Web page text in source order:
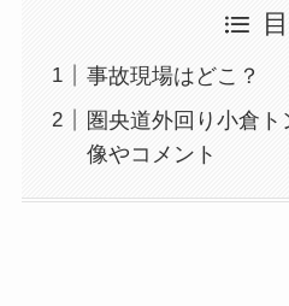
事故現場はどこ？
圏央道外回り小倉
像やコメント